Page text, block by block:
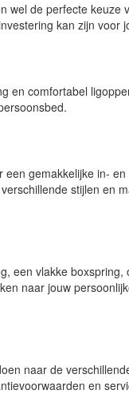
wel de perfecte keuze
kan zijn voor
en comfortabel
gemakkelijke in-
stijlen en
een vlakke
naar jouw
naar de
en